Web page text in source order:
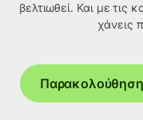
βελτιωθεί. Και με τις
χάνεις
Παρακολούθηση